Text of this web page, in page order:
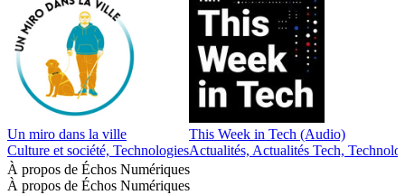
Un miro dans la ville
Culture et société, Technologies
This Week in Tech (Audio)
Actualités, Actualités Tech,
À propos de Échos Numériques
À propos de Échos Numériques